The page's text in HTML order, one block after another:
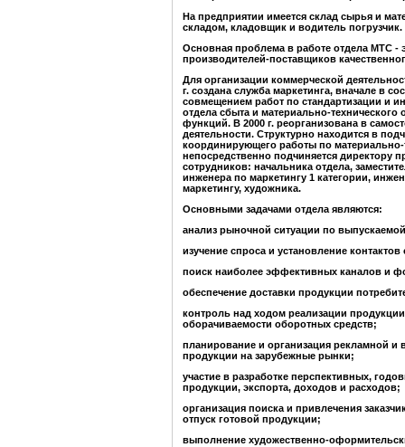
На предприятии имеется склад сырья и
складом, кладовщик и водитель погрузчик.
Основная проблема в работе отдела МТС -
производителей-поставщиков
Для организации коммерческой
г. создана служба маркетинга, вначале в
совмещением работ по стандартизации и
отдела сбыта и материально-
функций. В 2000 г. реорганизована в
деятельности. Структурно находится в
координирующего работы по
непосредственно подчиняется директору
сотрудников: начальника отдела,
инженера по маркетингу 1 категории,
маркетингу, художника.
Основными задачами отдела являются:
анализ рыночной ситуации по
изучение спроса и установление
поиск наиболее эффективных каналов и
обеспечение доставки продукции
контроль над ходом реализации
оборачиваемости оборотных средств;
планирование и организация рекламной
продукции на зарубежные рынки;
участие в разработке перспективных,
продукции, экспорта, доходов и расходов;
организация поиска и привлечения
отпуск готовой продукции;
выполнение художественно-